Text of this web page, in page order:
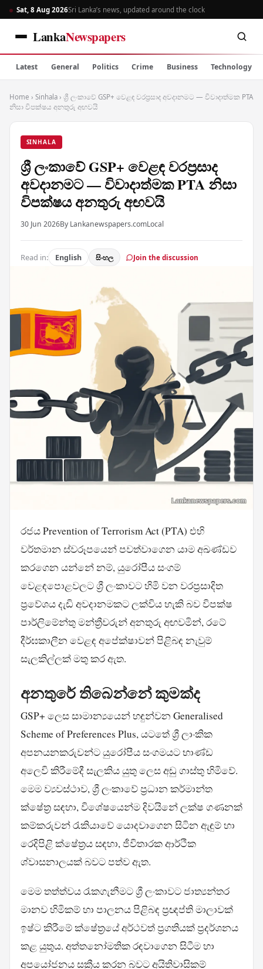
Sat, 8 Aug 2026Sri Lanka’s news, updated around the clock
LankaNewspapers
Latest General Politics Crime Business Technology
Home › Sinhala › ශ්‍රී ලංකාවේ GSP+ වෙළඳ වරප්‍රසාද අවදානමට — විවාදාත්මක PTA
නිසා විපක්ෂය අනතුරු අඟවයි
SINHALA
ශ්‍රී ලංකාවේ GSP+ වෙළඳ වරප්‍රසාද
අවදානමට — විවාදාත්මක PTA නිසා
විපක්ෂය අනතුරු අඟවයි
30 Jun 2026By Lankanewspapers.comLocal
Read in: English සිංහල Join the discussion
රජය Prevention of Terrorism Act (PTA) එහි
වර්තමාන ස්වරූපයෙන් පවත්වාගෙන යාම අඛණ්ඩව
කරගෙන යන්නේ නම්, යුරෝපීය සංගම්
වෙළඳපොළවලට ශ්‍රී ලංකාවට හිමි වන වරප්‍රසාදිත
ප්‍රවේශය දැඩි අවදානමකට ලක්විය හැකි බව විපක්ෂ
පාර්ලිමේන්තු මන්ත්‍රීවරුන් අනතුරු අඟවමින්, රටේ
දීර්ඝකාලීන වෙළඳ අපේක්ෂාවන් පිළිබඳ නැවුම්
සැලකිල්ලක් මතු කර ඇත.
අනතුරේ තිබෙන්නේ කුමක්ද
GSP+ ලෙස සාමාන්‍යයෙන් හඳුන්වන Generalised
Scheme of Preferences Plus, යටතේ ශ්‍රී ලාංකික
අපනයනකරුවන්ට යුරෝපීය සංගමයට භාණ්ඩ
අලෙවි කිරීමේදී සැලකිය යුතු ලෙස අඩු ගාස්තු හිමිවේ.
මෙම ව්‍යවස්ථාව, ශ්‍රී ලංකාවේ ප්‍රධාන කර්මාන්ත
ක්ෂේත්‍ර සඳහා, විශේෂයෙන්ම දිවයිනේ ලක්ෂ ගණනක්
කම්කරුවන් රැකියාවේ යොදවාගෙන සිටින ඇඳුම් හා
රෙදිපිළි ක්ෂේත්‍රය සඳහා, ජීවිතාරක ආර්ථික
ශ්වාසනාලයක් බවට පත්ව ඇත.
මෙම තත්ත්වය රැකගැනීමට ශ්‍රී ලංකාවට ජාත්‍යන්තර
මානව හිමිකම් හා පාලනය පිළිබඳ ප්‍රඥප්ති මාලාවක්
ඉෂ්ට කිරීමේ ක්ෂේත්‍රයේ අර්ථවත් ප්‍රගතියක් ප්‍රදර්ශනය
කළ යුතුය. අත්තනෝමතික රඳවාගෙන සිටීම හා
අපයෝජනය සක්‍රීය කරන බවට අයිතිවාසිකම්